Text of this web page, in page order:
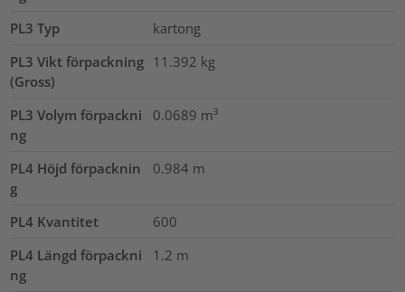
PL3 Typ
kartong
PL3 Vikt förpackning
(Gross)
11.392 kg
PL3 Volym förpackni
ng
0.0689 m³
PL4 Höjd förpacknin
g
0.984 m
PL4 Kvantitet
600
PL4 Längd förpackni
ng
1.2 m